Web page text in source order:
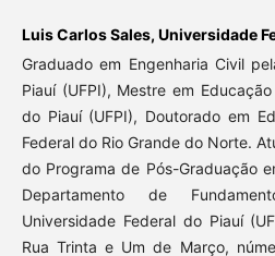
Luis Carlos Sales, Universidade
Graduado em Engenharia Civil
Piauí (UFPI), Mestre em
do Piauí (UFPI), Doutorado em
Federal do Rio Grande do Norte.
do Programa de Pós-Graduação
Departamento de
Universidade Federal do Piauí
Rua Trinta e Um de Março,